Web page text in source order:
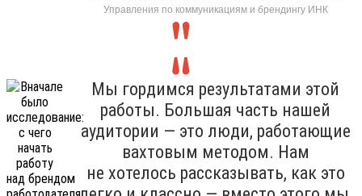
Управления по коммуникациям и брендингу ИНК
Мы гордимся результатами этой
работы. Большая часть нашей
аудитории — это люди, работающие
вахтовым методом. Нам
не хотелось рассказывать, как это